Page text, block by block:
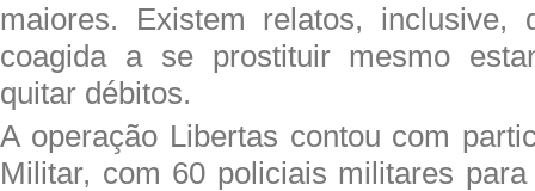
maiores. Existem relatos,
coagida a se prostituir mesmo
quitar débitos.
A operação Libertas contou com
Militar, com 60 policiais militares